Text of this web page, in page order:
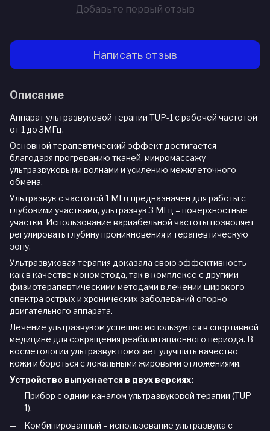
Добавьте первый отзыв
Написать отзыв
Описание
Аппарат ультразвуковой терапии TUP-1 с рабочей частотой
от 1 до 3МГц.
Основной терапевтический эффект достигается
благодаря прогреванию тканей, микромассажу
ультразвуковыми волнами и усилению межклеточного
обмена.
Ультразвук с частотой 1 МГц предназначен для работы с
глубокими участками, ультразвук 3 МГц – поверхностные
участки. Использование вариабельной частоты позволяет
регулировать глубину проникновения и терапевтическую
зону.
Ультразвуковая терапия доказала свою эффективность
как в качестве монометода, так в комплексе с другими
физиотерапевтическими методами в лечении широкого
спектра острых и хронических заболеваний опорно-
двигательного аппарата.
Лечение ультразвуком успешно используется в спортивной
медицине для сокращения реабилитационного периода. В
косметологии ультразвук помогает улучшить качество
кожи и бороться с локальными жировыми отложениями.
Устройство выпускается в двух версиях:
Прибор с одним каналом ультразвуковой терапии (TUP-
1).
Комбинированный – использование ультразвука с